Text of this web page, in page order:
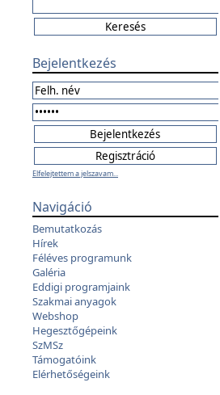
Bejelentkezés
Elfelejtettem a jelszavam...
Navigáció
Bemutatkozás
Hírek
Féléves programunk
Galéria
Eddigi programjaink
Szakmai anyagok
Webshop
Hegesztőgépeink
SzMSz
Támogatóink
Elérhetőségeink